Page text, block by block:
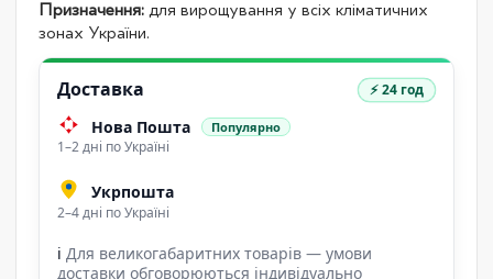
Призначення: для вирощування у всіх кліматичних
зонах України.
Доставка ⚡ 24 год
Нова Пошта Популярно
1–2 дні по Україні
Укрпошта
2–4 дні по Україні
ℹ Для великогабаритних товарів — умови
доставки обговорюються індивідуально